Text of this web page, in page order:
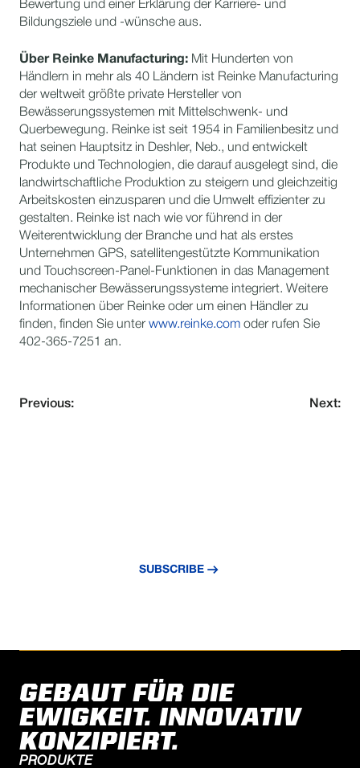
Bewertung und einer Erklärung der Karriere- und
Bildungsziele und -wünsche aus.
Über Reinke Manufacturing: Mit Hunderten von
Händlern in mehr als 40 Ländern ist Reinke Manufacturing
der weltweit größte private Hersteller von
Bewässerungssystemen mit Mittelschwenk- und
Querbewegung. Reinke ist seit 1954 in Familienbesitz und
hat seinen Hauptsitz in Deshler, Neb., und entwickelt
Produkte und Technologien, die darauf ausgelegt sind, die
landwirtschaftliche Produktion zu steigern und gleichzeitig
Arbeitskosten einzusparen und die Umwelt effizienter zu
gestalten. Reinke ist nach wie vor führend in der
Weiterentwicklung der Branche und hat als erstes
Unternehmen GPS, satellitengestützte Kommunikation
und Touchscreen-Panel-Funktionen in das Management
mechanischer Bewässerungssysteme integriert. Weitere
Informationen über Reinke oder um einen Händler zu
finden, finden Sie unter www.reinke.com oder rufen Sie
402-365-7251 an.
Previous: Next:
SUBSCRIBE
GEBAUT FÜR DIE
EWIGKEIT. INNOVATIV
KONZIPIERT.
PRODUKTE